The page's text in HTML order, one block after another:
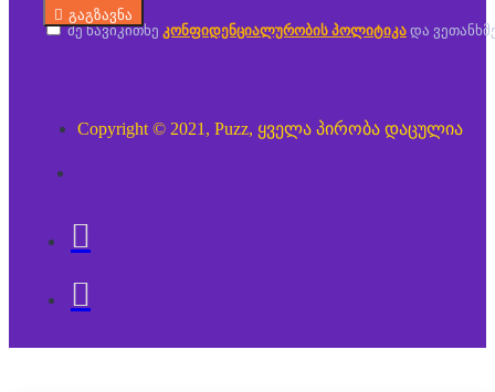
გაგზავნა
მე წავიკითხე კონფიდენციალურობის პოლიტიკა და
Copyright © 2021, Puzz, ყველა პირობა დაცულია